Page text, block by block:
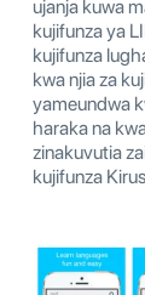
ujanja kuwa
kujifunza ya
kujifunza
kwa njia za
yameundwa
haraka na
zinakuvutia
kujifunza